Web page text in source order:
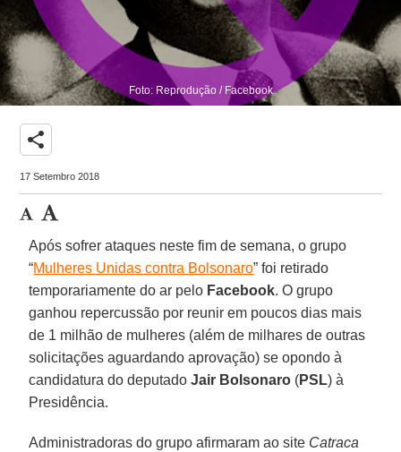
Foto: Reprodução / Facebook
share
17 Setembro 2018
Após sofrer ataques neste fim de semana, o grupo
“Mulheres Unidas contra Bolsonaro” foi retirado
temporariamente do ar pelo Facebook. O grupo
ganhou repercussão por reunir em poucos dias mais
de 1 milhão de mulheres (além de milhares de outras
solicitações aguardando aprovação) se opondo à
candidatura do deputadoJair Bolsonaro (PSL) à
Presidência.
Administradoras do grupo afirmaram ao site Catraca